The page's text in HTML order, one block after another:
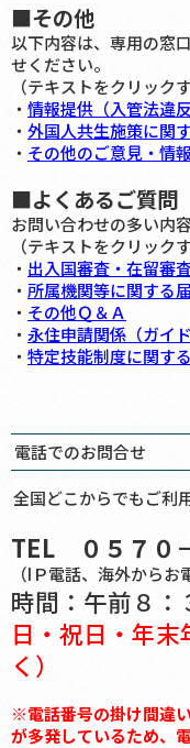
■その他
以下内容は、専用の窓
せください。
（テキストをクリック
・ 情報提供（入管法違
・ 外国人共生施策に関
・ その他のご意見・情
■よくあるご質問
お問い合わせの多い内
（テキストをクリック
・ 出入国審査・在留審
・ 所属機関等に関する
・ その他Ｑ＆Ａ
・ 永住申請関係（ガイ
・ 特定技能制度に関す
電話でのお問合せ
全国どこからでもご利
TEL ０５７０
（IＰ電話、海外から
時間：午前８：
日・祝日・年
く）
※電話番号の掛け間違
が多発しているため、